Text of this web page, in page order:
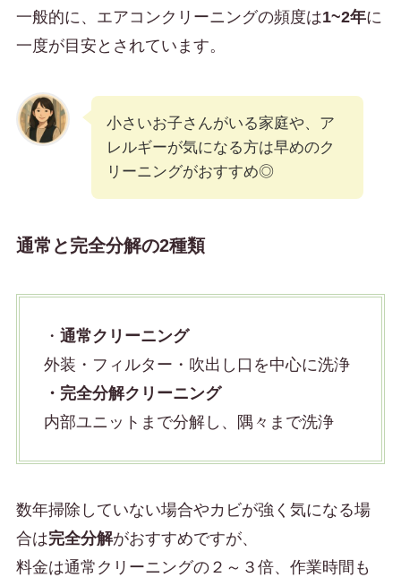
一般的に、エアコンクリーニングの頻度は1~2年に
一度が目安とされています。
小さいお子さんがいる家庭や、ア
レルギーが気になる方は早めのク
リーニングがおすすめ◎
通常と完全分解の2種類
・ 通常クリーニング
外装・フィルター・吹出し口を中心に洗浄
・完全分解クリーニング
内部ユニットまで分解し、隅々まで洗浄
数年掃除していない場合やカビが強く気になる場
合は完全分解がおすすめですが、
料金は通常クリーニングの２～３倍、作業時間も